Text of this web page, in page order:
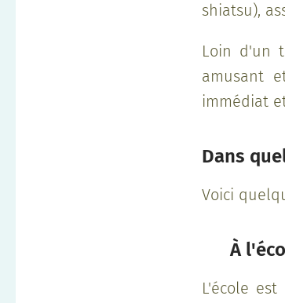
shiatsu),
Loin d'un
amusant
immédiat
Dans
Voici
À
L'école